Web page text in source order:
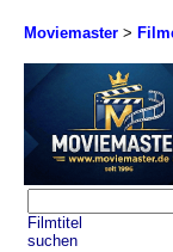
Moviemaster >
Filmtitel
suchen